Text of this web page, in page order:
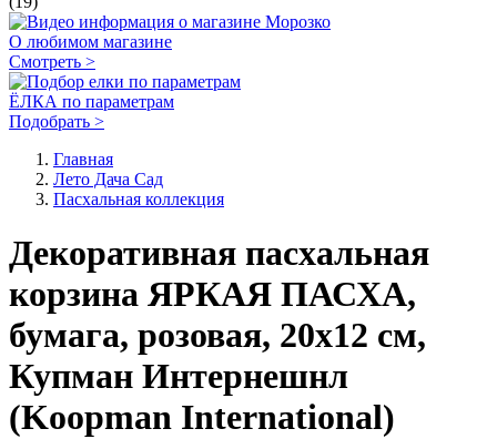
О любимом магазине
Смотреть >
ЁЛКА по параметрам
Подобрать >
Главная
Лето Дача Сад
Пасхальная коллекция
Декоративная пасхальная
корзина ЯРКАЯ ПАСХА,
бумага, розовая, 20х12 см,
Купман Интернешнл
(Koopman International)